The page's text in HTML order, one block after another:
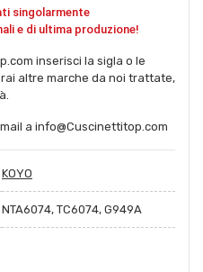
singolarmente
e di ultima produzione!
inserisci la sigla o le
altre marche da noi trattate,
a info@Cuscinettitop.com
KOYO
NTA6074, TC6074, G949A